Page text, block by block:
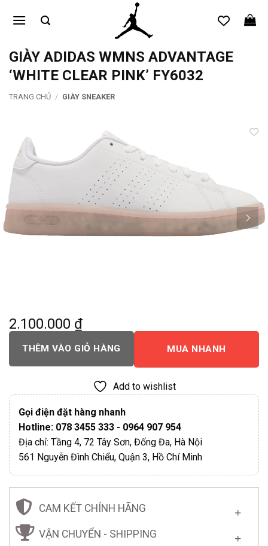
qua
dungGIÀY ADIDAS WMNS ADVANTAGE
‘WHITE CLEAR PINK’ FY6032
TRANG CHỦ / GIÀY SNEAKER
2.100.000 ₫
THÊM VÀO GIỎ HÀNG MUA NHANH
Add to wishlist
Gọi điện đặt hàng nhanh
Hotline: 078 3455 333 - 0964 907 954
Địa chỉ: Tầng 4, 72 Tây Sơn, Đống Đa, Hà Nội
561 Nguyễn Đình Chiểu, Quận 3, Hồ Chí Minh
CAM KẾT CHÍNH HÃNG
VẬN CHUYỂN - SHIPPING